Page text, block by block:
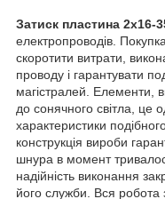
Затиск пластина 2х16-
електропроводів.
скоротити витрати,
проводу і гарантувати
магістралей. Елементи,
до сонячного світла, це
характеристики
конструкція вироби
шнура в момент
надійність виконання
його служби. Вся робота